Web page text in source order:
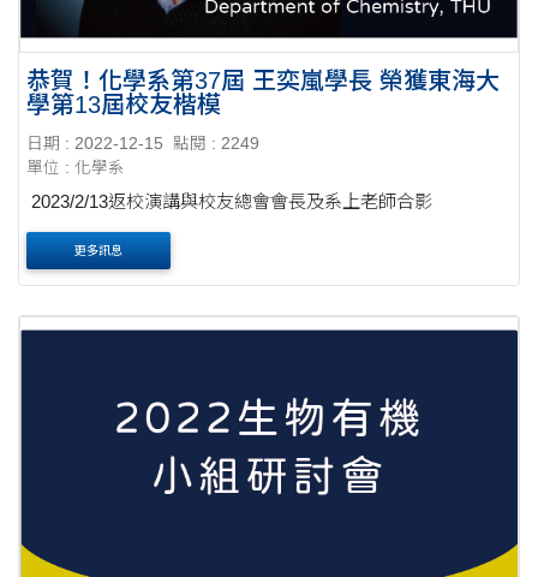
恭賀！化學系第37屆 王奕嵐學長 榮獲東海大
學第13屆校友楷模
日期 : 2022-12-15
點閱 : 2249
單位 : 化學系
2023/2/13返校演講與校友總會會長及系上老師合影
更多訊息